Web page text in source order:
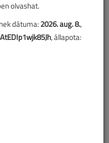
olvashat.
dátuma:2026. aug. 8.,
, állapota: